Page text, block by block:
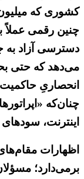
کشوری که
چنین رقمی عملاً
دسترسی آزاد
می‌دهد که حتی
انحصاریِ
چنان‌که
اینترنت،
اظهارات
برمی‌دارد؛